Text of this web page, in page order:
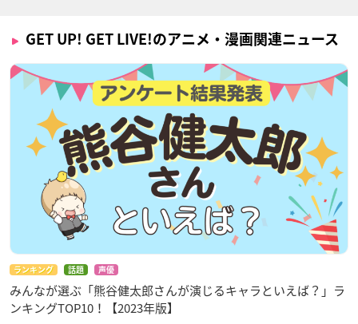
GET UP! GET LIVE!のアニメ・漫画関連ニュース
ランキング 話題 声優
みんなが選ぶ「熊谷健太郎さんが演じるキャラといえば？」ラ
ンキングTOP10！【2023年版】